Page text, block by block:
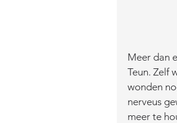
Meer dan
Teun. Zelf
wonden
nerveus
meer te